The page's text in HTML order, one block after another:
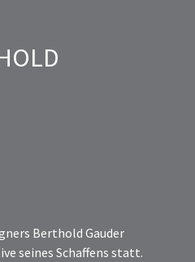
Berthold Gauder
seines Schaffens statt.